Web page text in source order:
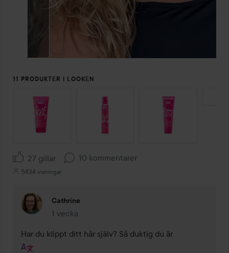
11 PRODUKTER I LOOKEN
HOPPA ÖVER SEKTIONEN
27 gillar 10 kommentarer
5434 visningar
Cathrine
1 vecka
Kommentaren lades 1 vecka
Har du klippt ditt hår själv? Så duktig du är